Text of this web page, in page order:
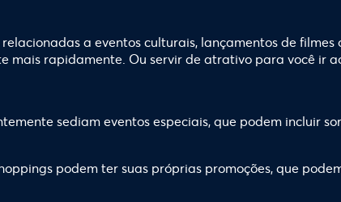
a eventos culturais, lançamentos de filmes
mais rapidamente. Ou servir de atrativo para você ir
sediam eventos especiais, que podem incluir
podem ter suas próprias promoções, que